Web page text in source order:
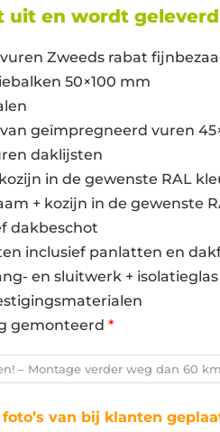
uit en wordt
Zweeds rabat
50×100 mm
geïmpregneerd vuren
daklijsten
in de gewenste RAL
+ kozijn in de gewenste
dakbeschot
inclusief panlatten en
en sluitwerk + isolatieglas
gemonteerd *
– Montage verder weg dan 60
van bij klanten